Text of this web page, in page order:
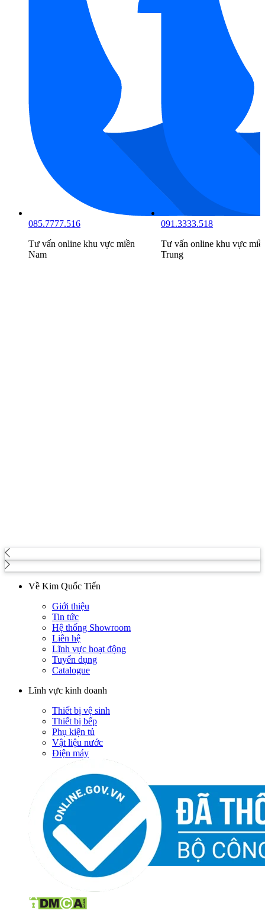
085.7777.516
Tư vấn online khu vực miền
Nam
091.3333.518
Tư vấn online khu vực
Trung
Về Kim Quốc Tiến
Giới thiệu
Tin tức
Hệ thống Showroom
Liên hệ
Lĩnh vực hoạt động
Tuyển dụng
Catalogue
Lĩnh vực kinh doanh
Thiết bị vệ sinh
Thiết bị bếp
Phụ kiện tủ
Vật liệu nước
Điện máy